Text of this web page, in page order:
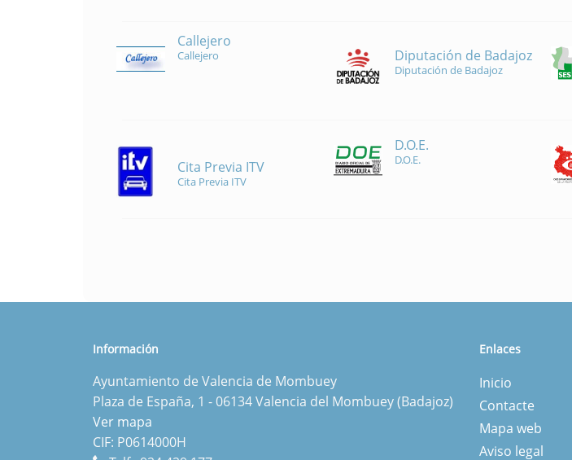
Callejero
Callejero Diputación de Badajoz
Diputación de Badajoz
Cita Previa ITV
Cita Previa ITV
D.O.E.
D.O.E.
Información
Ayuntamiento de Valencia de Mombuey
Plaza de España, 1 - 06134 Valencia del Mombuey (Badajoz)
Ver mapa
CIF: P0614000H
Enlaces
Inicio
Contacte
Mapa web
Aviso legal